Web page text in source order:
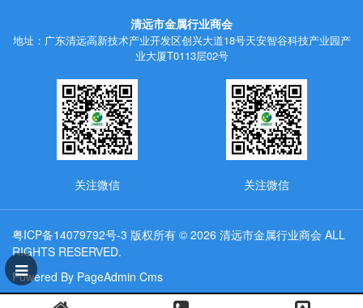
清远市金属行业商会
地址：广东清远高新技术产业开发区创兴大道18号天安智谷科技产业园产
业大厦T0113层02号
关注微信 关注微信
粤ICP备14079792号-3 版权所有 © 2026 清远市金属行业商会 ALL
RIGHTS RESERVED.
Powered By PageAdmin Cms